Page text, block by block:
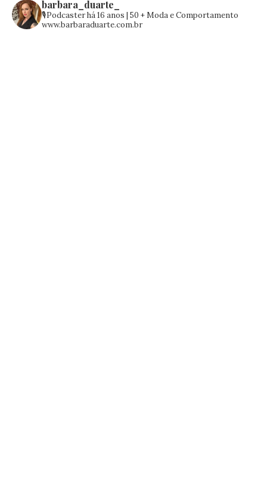
barbara_duarte_
🎙️Podcaster há 16 anos | 50 +Moda e Comportamento
www.barbaraduarte.com.br